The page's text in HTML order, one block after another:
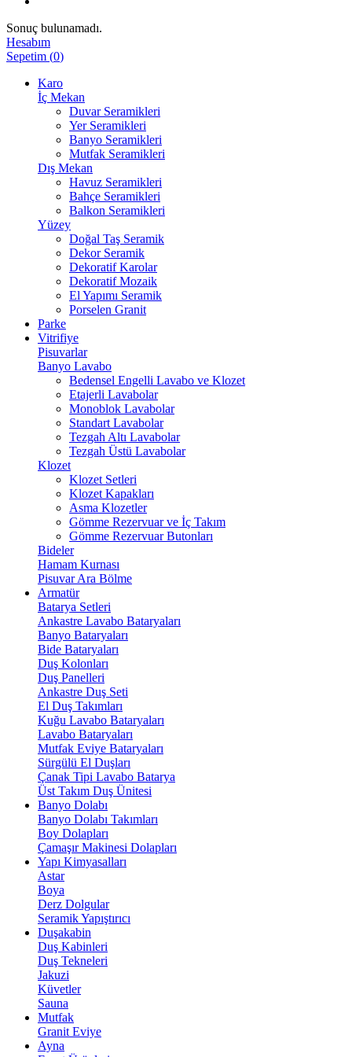
Sonuç bulunamadı.
Hesabım
Sepetim (0)
Karo
İç Mekan
Duvar Seramikleri
Yer Seramikleri
Banyo Seramikleri
Mutfak Seramikleri
Dış Mekan
Havuz Seramikleri
Bahçe Seramikleri
Balkon Seramikleri
Yüzey
Doğal Taş Seramik
Dekor Seramik
Dekoratif Karolar
Dekoratif Mozaik
El Yapımı Seramik
Porselen Granit
Parke
Vitrifiye
Pisuvarlar
Banyo Lavabo
Bedensel Engelli Lavabo ve Klozet
Etajerli Lavabolar
Monoblok Lavabolar
Standart Lavabolar
Tezgah Altı Lavabolar
Tezgah Üstü Lavabolar
Klozet
Klozet Setleri
Klozet Kapakları
Asma Klozetler
Gömme Rezervuar ve İç Takım
Gömme Rezervuar Butonları
Bideler
Hamam Kurnası
Pisuvar Ara Bölme
Armatür
Batarya Setleri
Ankastre Lavabo Bataryaları
Banyo Bataryaları
Bide Bataryaları
Duş Kolonları
Duş Panelleri
Ankastre Duş Seti
El Duş Takımları
Kuğu Lavabo Bataryaları
Lavabo Bataryaları
Mutfak Eviye Bataryaları
Sürgülü El Duşları
Çanak Tipi Lavabo Batarya
Üst Takım Duş Ünitesi
Banyo Dolabı
Banyo Dolabı Takımları
Boy Dolapları
Çamaşır Makinesi Dolapları
Yapı Kimyasalları
Astar
Boya
Derz Dolgular
Seramik Yapıştırıcı
Duşakabin
Duş Kabinleri
Duş Tekneleri
Jakuzi
Küvetler
Sauna
Mutfak
Granit Eviye
Ayna